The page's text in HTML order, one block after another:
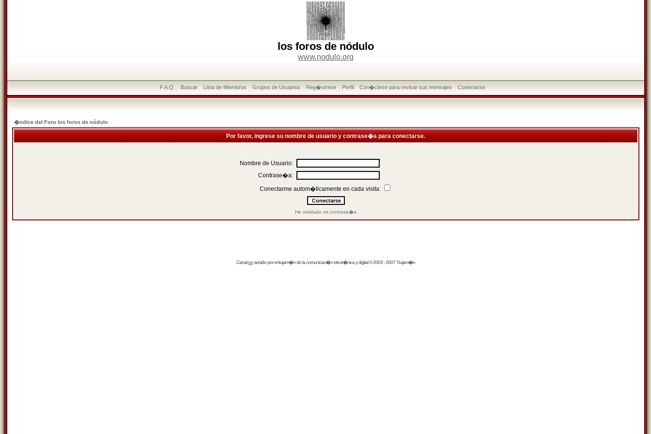
los foros de nódulo
www.nodulo.org
F.A.Q. Buscar Lista de Miembros Grupos de Usuarios Reg�strese Perfil Con�ctese para revisar sus mensajes Conectarse
�ndice del Foro los foros de nódulo
Por favor, ingrese su nombre de usuario y contrase�a para conectarse.
Nombre de Usuario:
Contrase�a:
Conectarme autom�ticamente en cada visita:
He olvidado mi contrase�a
Canalrssservido por eltrujam�nde la comunicaci�n electr�nica y digital © 2003 - 2007 Trujam�n